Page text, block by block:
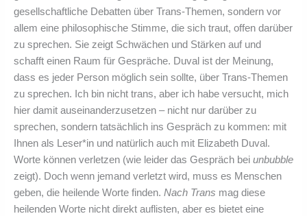
gesellschaftliche Debatten über Trans-Themen, sondern vor
allem eine philosophische Stimme, die sich traut, offen darüber
zu sprechen. Sie zeigt Schwächen und Stärken auf und
schafft einen Raum für Gespräche. Duval ist der Meinung,
dass es jeder Person möglich sein sollte, über Trans-Themen
zu sprechen. Ich bin nicht trans, aber ich habe versucht, mich
hier damit auseinanderzusetzen – nicht nur darüber zu
sprechen, sondern tatsächlich ins Gespräch zu kommen: mit
Ihnen als Leser*in und natürlich auch mit Elizabeth Duval.
Worte können verletzen (wie leider das Gespräch bei unbubble
zeigt). Doch wenn jemand verletzt wird, muss es Menschen
geben, die heilende Worte finden. Nach Trans mag diese
heilenden Worte nicht direkt auflisten, aber es bietet eine